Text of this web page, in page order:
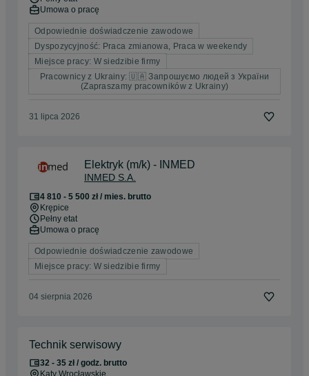
Umowa o pracę
Odpowiednie doświadczenie zawodowe
Dyspozycyjność: Praca zmianowa, Praca w weekendy
Miejsce pracy: W siedzibie firmy
Pracownicy z Ukrainy: 🇺🇦 Запрошуємо людей з України
(Zapraszamy pracowników z Ukrainy)
31 lipca 2026
Elektryk (m/k) - INMED
INMED S.A.
4 810 - 5 500 zł / mies. brutto
Krępice
Pełny etat
Umowa o pracę
Odpowiednie doświadczenie zawodowe
Miejsce pracy: W siedzibie firmy
04 sierpnia 2026
Technik serwisowy
32 - 35 zł / godz. brutto
Kąty Wrocławskie